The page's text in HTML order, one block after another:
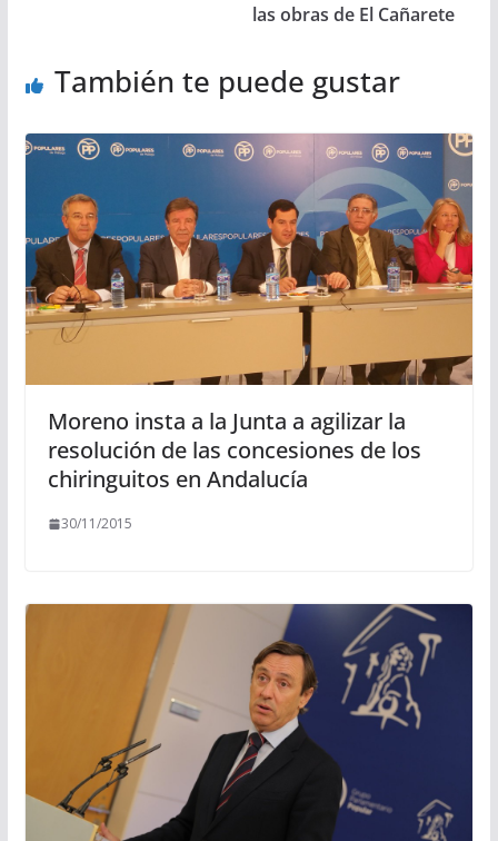
las obras de El Cañarete
También te puede gustar
Moreno insta a la Junta a agilizar la
resolución de las concesiones de los
chiringuitos en Andalucía
30/11/2015